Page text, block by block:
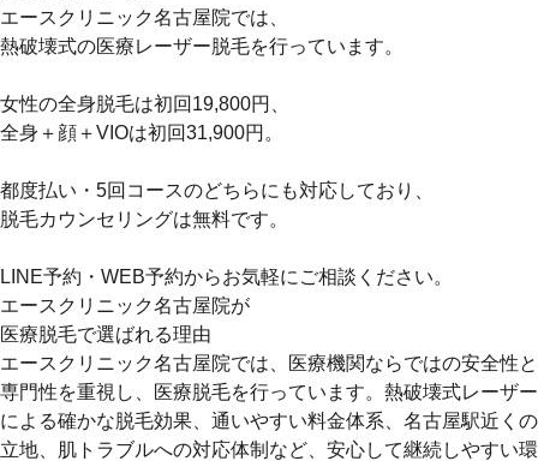
エースクリニック名古屋院では、
熱破壊式の医療レーザー脱毛を行っています。
女性の全身脱毛は初回19,800円、
全身＋顔＋VIOは初回31,900円。
都度払い・5回コースのどちらにも対応しており、
脱毛カウンセリングは無料です。
LINE予約・WEB予約からお気軽にご相談ください。
エースクリニック名古屋院が
医療脱毛で選ばれる理由
エースクリニック名古屋院では、医療機関ならではの安全性と
専門性を重視し、医療脱毛を行っています。熱破壊式レーザー
による確かな脱毛効果、通いやすい料金体系、名古屋駅近くの
立地、肌トラブルへの対応体制など、安心して継続しやすい環